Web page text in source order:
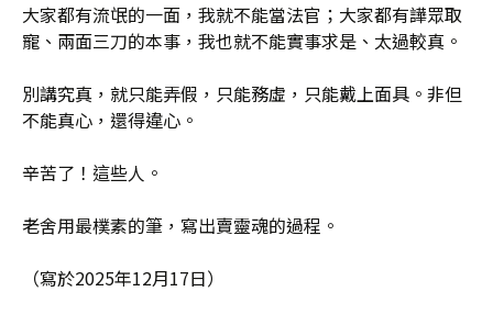
大家都有流氓的一面，我就不能當法官；大家都有譁眾取
寵、兩面三刀的本事，我也就不能實事求是、太過較真。
別講究真，就只能弄假，只能務虛，只能戴上面具。非但
不能真心，還得違心。
辛苦了！這些人。
老舍用最樸素的筆，寫出賣靈魂的過程。
（寫於2025年12月17日）